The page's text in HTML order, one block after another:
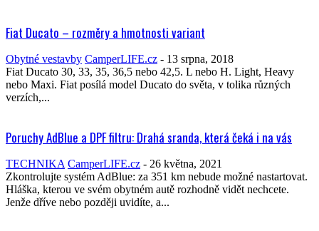
Fiat Ducato – rozměry a hmotnosti variant
Obytné vestavby CamperLIFE.cz - 13 srpna, 2018
Fiat Ducato 30, 33, 35, 36,5 nebo 42,5. L nebo H. Light, Heavy
nebo Maxi. Fiat posílá model Ducato do světa, v tolika různých
verzích,...
Poruchy AdBlue a DPF filtru: Drahá sranda, která čeká i na vás
TECHNIKA CamperLIFE.cz - 26 května, 2021
Zkontrolujte systém AdBlue: za 351 km nebude možné nastartovat.
Hláška, kterou ve svém obytném autě rozhodně vidět nechcete.
Jenže dříve nebo později uvidíte, a...